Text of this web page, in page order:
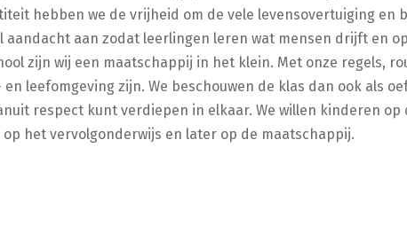
hebben we de vrijheid om de vele levensovertuiging
aandacht aan zodat leerlingen leren wat mensen drijft en
zijn wij een maatschappij in het klein. Met onze regels,
leefomgeving zijn. We beschouwen de klas dan ook als
respect kunt verdiepen in elkaar. We willen kinderen
het vervolgonderwijs en later op de maatschappij.